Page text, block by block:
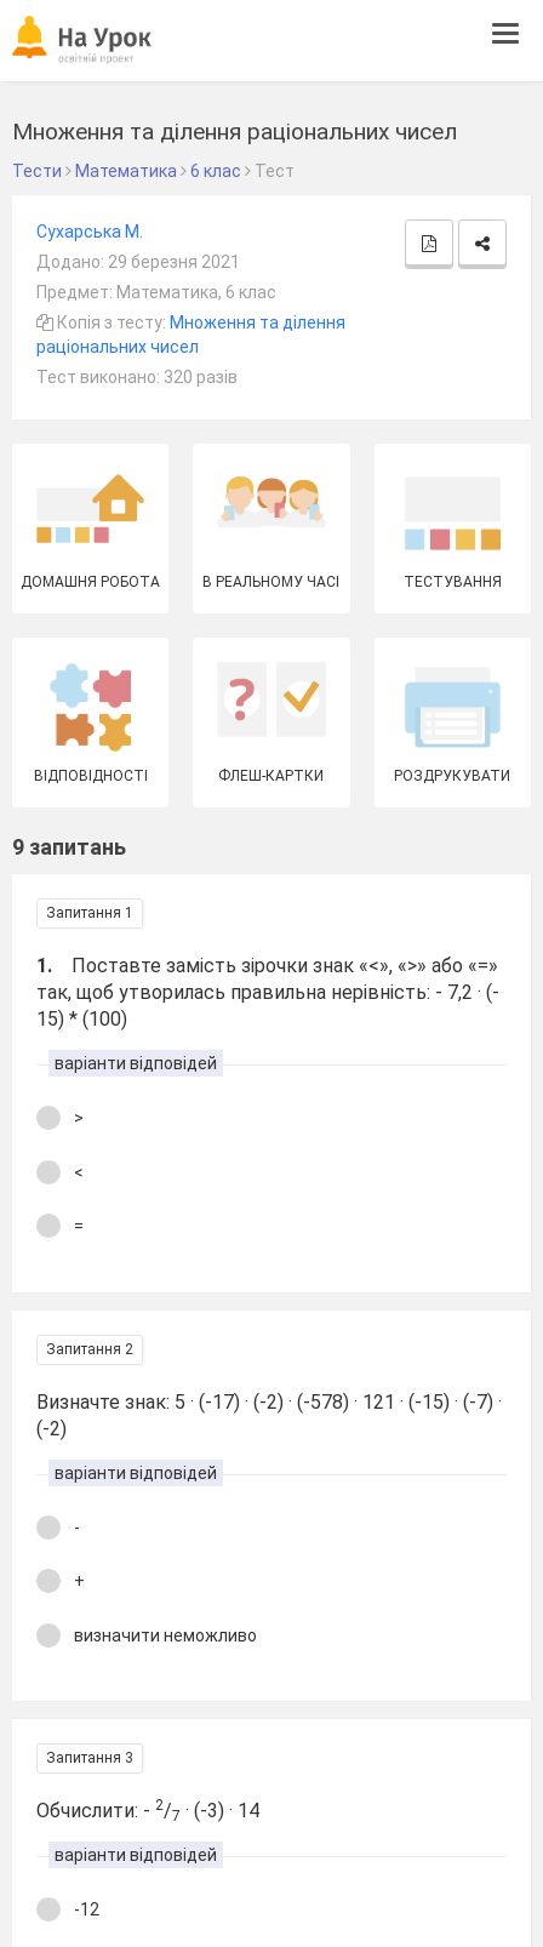
Множення та ділення раціональних чисел
Тести Математика 6 клас Тест
Сухарська М.
Додано: 29 березня 2021
Предмет: Математика, 6 клас
Копія з тесту: Множення та ділення
раціональних чисел
Тест виконано: 320 разів
ДОМАШНЯ РОБОТА В РЕАЛЬНОМУ ЧАСІ ТЕСТУВАННЯ
ВІДПОВІДНОСТІ ФЛЕШ-КАРТКИ РОЗДРУКУВАТИ
9 запитань
Запитання 1
1. Поставте замість зірочки знак «<», «>» або «=»
так, щоб утворилась правильна нерівність: - 7,2 · (-
15) * (100)
варіанти відповідей
>
<
=
Запитання 2
Визначте знак: 5 · (-17) · (-2) · (-578) · 121 · (-15) · (-7) ·
(-2)
варіанти відповідей
-
+
визначити неможливо
Запитання 3
Обчислити: - 2/7 · (-3) · 14
варіанти відповідей
-12